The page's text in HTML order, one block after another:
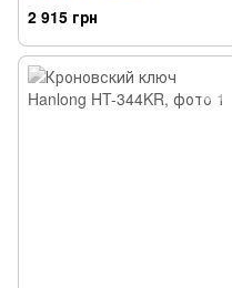
2 915 грн